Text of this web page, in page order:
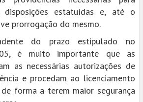
disposições estatuídas e, até o
prorrogação do mesmo.
do prazo estipulado no
é muito importante que as
as necessárias autorizações de
e procedam ao licenciamento
forma a terem maior segurança